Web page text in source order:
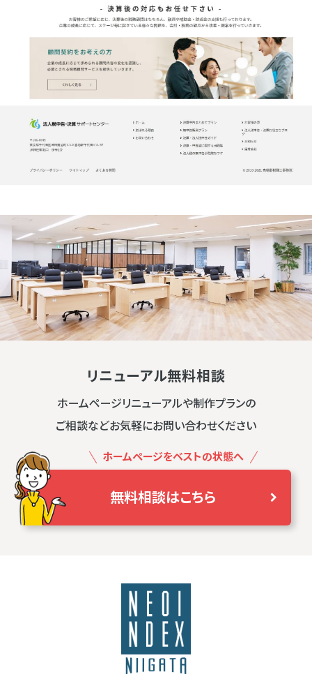
リニューアル無料相談
ホームページリニューアルや制作プランの
ご相談などお気軽にお問い合わせください
ホームページをベストの状態へ
無料相談はこちら